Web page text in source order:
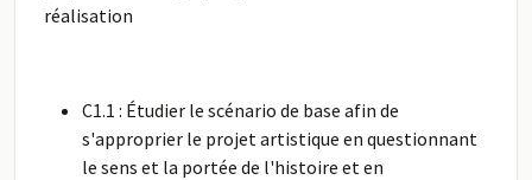
réalisation
C1.1 : Étudier le scénario de base afin de
s'approprier le projet artistique en questionnant
le sens et la portée de l'histoire et en